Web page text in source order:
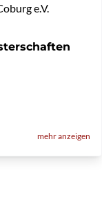
e.V.
mehr anzeigen